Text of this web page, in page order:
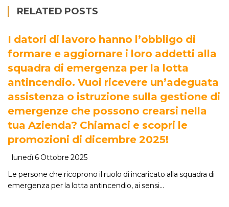
RELATED POSTS
I datori di lavoro hanno l’obbligo di
formare e aggiornare i loro addetti alla
squadra di emergenza per la lotta
antincendio. Vuoi ricevere un’adeguata
assistenza o istruzione sulla gestione di
emergenze che possono crearsi nella
tua Azienda? Chiamaci e scopri le
promozioni di dicembre 2025!
lunedì 6 Ottobre 2025
Le persone che ricoprono il ruolo di incaricato alla squadra di
emergenza per la lotta antincendio, ai sensi…